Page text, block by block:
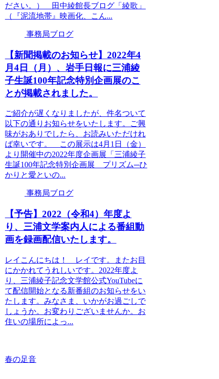
ださい。） 田中綾館長ブログ「綾歌」
（『泥流地帯』映画化、こん...
事務局ブログ
【新聞掲載のお知らせ】2022年4
月4日（月）、岩手日報に三浦綾
子生誕100年記念特別企画展のこ
とが掲載されました。
ご紹介が遅くなりましたが、件名ついて
以下の通りお知らせをいたします。ご興
味がおありでしたら、お読みいただけれ
ば幸いです。 この展示は4月1日（金）
より開催中の2022年度企画展「三浦綾子
生誕100年記念特別企画展 プリズム─ひ
かりと愛といの...
事務局ブログ
【予告】2022（令和4）年度よ
り、三浦文学案内人による番組動
画を録画配信いたします。
レイこんにちは！ レイです。またお目
にかかれてうれしいです。2022年度よ
り、三浦綾子記念文学館公式YouTubeに
て配信開始となる新番組のお知らせをい
たします。みなさま、いかがお過ごしで
しょうか。お変わりございませんか。お
住いの場所によっ...
春の足音